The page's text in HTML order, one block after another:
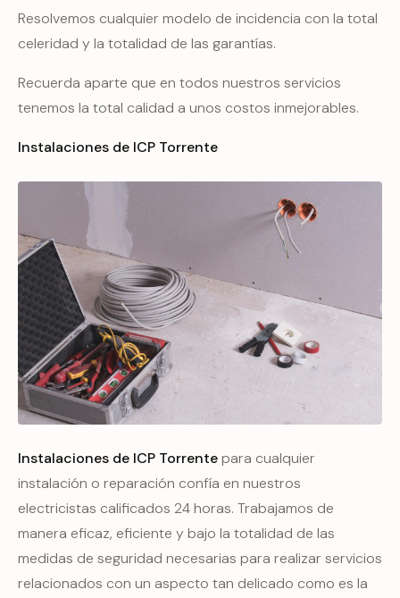
Resolvemos cualquier modelo de incidencia con la total
celeridad y la totalidad de las garantías.
Recuerda aparte que en todos nuestros servicios
tenemos la total calidad a unos costos inmejorables.
Instalaciones de ICP Torrente
Instalaciones de ICP Torrentepara cualquier
instalación o reparación confía en nuestros
electricistas calificados 24 horas. Trabajamos de
manera eficaz, eficiente y bajo la totalidad de las
medidas de seguridad necesarias para realizar servicios
relacionados con un aspecto tan delicado como es la